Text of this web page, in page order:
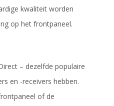
kwaliteit worden
op het frontpaneel.
– dezelfde populaire
en -receivers hebben.
of de